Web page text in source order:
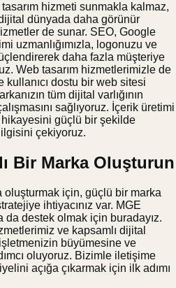
hizmeti sunmakla kalmaz,
dünyada daha görünür
de sunar. SEO, Google
uzmanlığımızla, logonuzu ve
daha fazla müşteriye
Web tasarım hizmetlerimizle de
kullanıcı dostu bir web sitesi
tüm dijital varlığının
sağlıyoruz. İçerik üretimi
hikayesini güçlü bir şekilde
çekiyoruz.
Bir Marka Oluşturun
oluşturmak için, güçlü bir marka
ihtiyacınız var. MGE
destek olmak için buradayız.
ve kapsamlı dijital
büyümesine ve
oluyoruz. Bizimle iletişime
açığa çıkarmak için ilk adımı